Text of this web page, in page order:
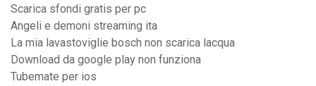
Scarica sfondi gratis per pc
Angeli e demoni streaming ita
La mia lavastoviglie bosch non scarica lacqua
Download da google play non funziona
Tubemate per ios